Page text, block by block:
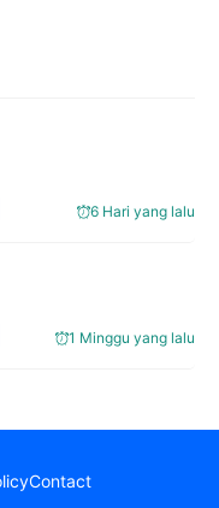
6 Hari yang lalu
1 Minggu yang lalu
Contact